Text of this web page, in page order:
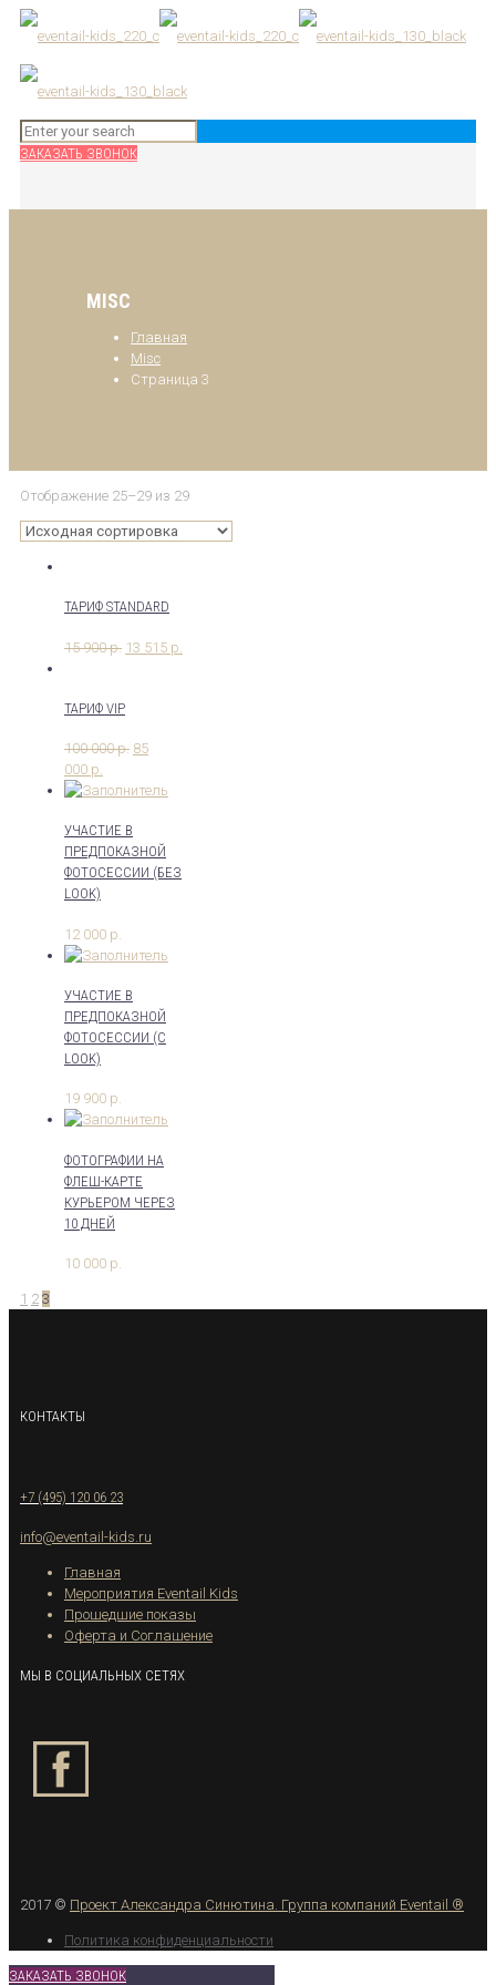
ЗАКАЗАТЬ ЗВОНОК
MISC
Главная
Misc
Страница 3
Отображение 25–29 из 29
ТАРИФ STANDARD
15 900р. 13 515 р.
ТАРИФ VIP
100 000р. 85
000 р.
УЧАСТИЕ В
ПРЕДПОКАЗНОЙ
ФОТОСЕССИИ (БЕЗ
LOOK)
12 000 р.
УЧАСТИЕ В
ПРЕДПОКАЗНОЙ
ФОТОСЕССИИ (С
LOOK)
19 900 р.
ФОТОГРАФИИ НА
ФЛЕШ-КАРТЕ
КУРЬЕРОМ ЧЕРЕЗ
10 ДНЕЙ
10 000 р.
1 2 3
КОНТАКТЫ
+7 (495) 120 06 23
info@eventail-kids.ru
Главная
Мероприятия Eventail Kids
Прошедшие показы
Оферта и Соглашение
МЫ В СОЦИАЛЬНЫХ СЕТЯХ
2017 © Проект Александра Синютина. Группа компаний Eventail ®
Политика конфиденциальности
ЗАКАЗАТЬ ЗВОНОК